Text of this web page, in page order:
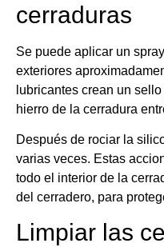
cerraduras
Se puede aplicar un
exteriores
lubricantes crean un
hierro de la cerradura
Después de rociar la
varias veces. Estas
todo el interior de la
del cerradero, para
Limpiar las